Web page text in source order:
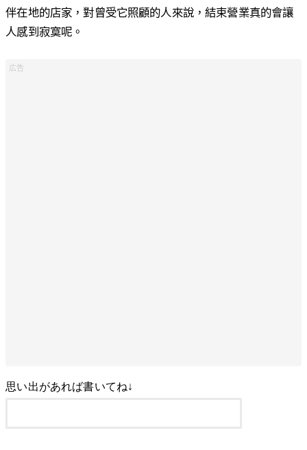
伴在地的店家，對曾受它照顧的人來說，結束營業真的會讓
人感到寂寞呢。
思い出があれば書いてね↓